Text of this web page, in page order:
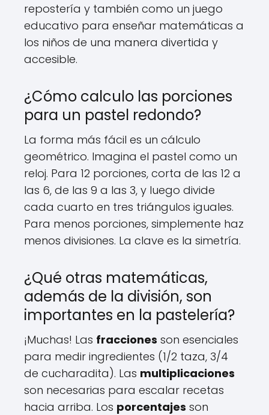
repostería y también como un juego
educativo para enseñar matemáticas a
los niños de una manera divertida y
accesible.
¿Cómo calculo las porciones
para un pastel redondo?
La forma más fácil es un cálculo
geométrico. Imagina el pastel como un
reloj. Para 12 porciones, corta de las 12 a
las 6, de las 9 a las 3, y luego divide
cada cuarto en tres triángulos iguales.
Para menos porciones, simplemente haz
menos divisiones. La clave es la simetría.
¿Qué otras matemáticas,
además de la división, son
importantes en la pastelería?
¡Muchas! Las fracciones son esenciales
para medir ingredientes (1/2 taza, 3/4
de cucharadita). Las multiplicaciones
son necesarias para escalar recetas
hacia arriba. Los porcentajes son